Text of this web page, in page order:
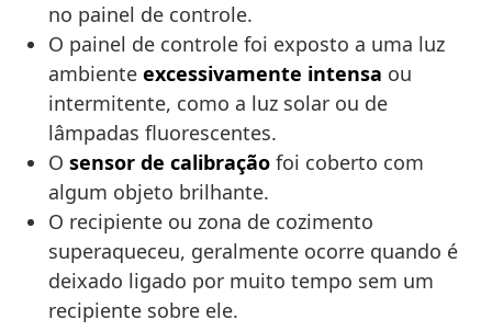
no painel de controle.
O painel de controle foi exposto a uma luz
ambiente excessivamente intensa ou
intermitente, como a luz solar ou de
lâmpadas fluorescentes.
O sensor de calibração foi coberto com
algum objeto brilhante.
O recipiente ou zona de cozimento
superaqueceu, geralmente ocorre quando é
deixado ligado por muito tempo sem um
recipiente sobre ele.